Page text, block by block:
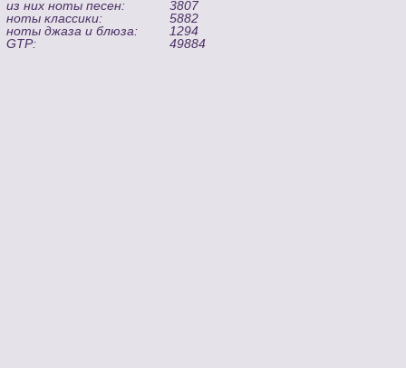
из них ноты песен:
3807
ноты классики:
5882
ноты джаза и блюза:
1294
GTP:
49884